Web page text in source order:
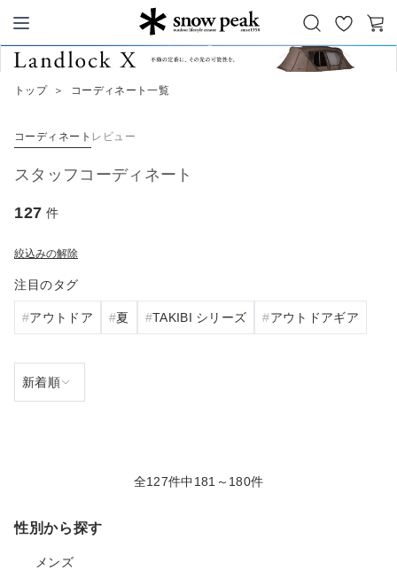
Snow Peak
お
気
カ
トップ ＞ コーディネート一覧
コーディネート レビュー
スタッフコーディネート
127 件
絞込みの解除
注目のタグ
アウトドア 夏 TAKIBI シリーズ アウトドアギア
全127件中181～180件
性別から探す
メンズ